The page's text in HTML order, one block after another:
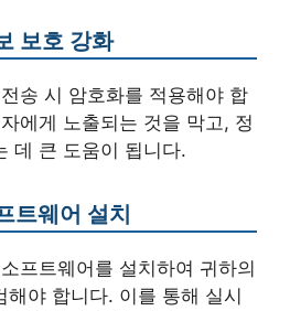
보호 강화
송 시 암호화를 적용해야 합
에게 노출되는 것을 막고, 정
데 큰 도움이 됩니다.
트웨어 설치
프트웨어를 설치하여 귀하의
해야 합니다. 이를 통해 실시